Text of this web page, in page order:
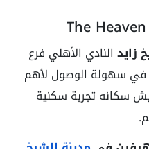
زايد النادي الأهلي فرع
في سهولة الوصول لأهم
سكانه تجربة سكنية